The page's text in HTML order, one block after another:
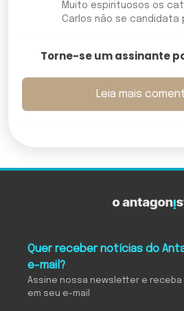
Muito espirituosos os
Carlos não se candidata
Torne-se um assinante
Leia mais
Quer receber notícias do
e-mail?
Assine nossa newsletter e receba
em seu e-mail